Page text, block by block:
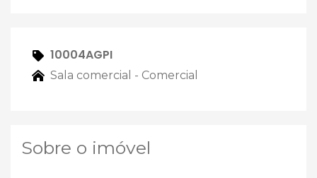
10004AGPI
Sala comercial - Comercial
Sobre o imóvel